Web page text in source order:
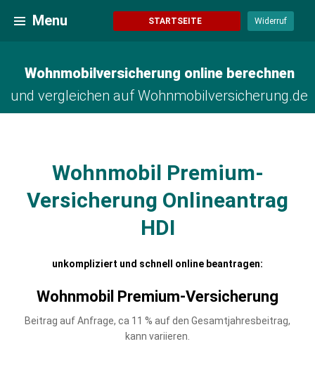
Inhalt
Menu Widerruf
STARTSEITE
Wohnmobilversicherung online berechnen
und vergleichen auf Wohnmobilversicherung.de
Wohnmobil Premium-
Versicherung Onlineantrag
HDI
unkompliziert und schnell online beantragen:
Wohnmobil Premium-Versicherung
Beitrag auf Anfrage, ca 11 % auf den Gesamtjahresbeitrag,
kann variieren.